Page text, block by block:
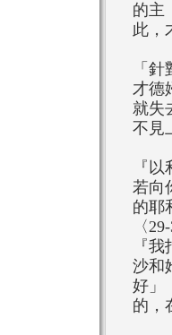
的主
此，
「
才德
就失
不見
『
若向
的耶
〈
『
沙和
好」
的，